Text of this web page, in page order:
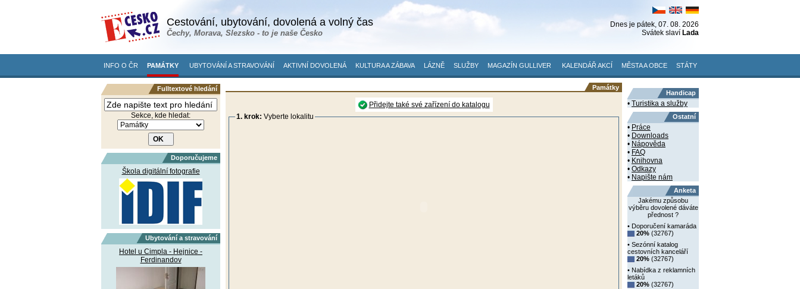
Cestování, ubytování, dovolená a volný čas
Čechy, Morava, Slezsko - to je naše Česko
Dnes je pátek, 07. 08. 2026
Svátek slaví Lada
INFO O ČR PAMÁTKY UBYTOVÁNÍ A STRAVOVÁNÍ AKTIVNÍ DOVOLENÁ KULTURA A ZÁBAVA LÁZNĚ SLUŽBY MAGAZÍN GULLIVER KALENDÁŘ AKCÍ MĚSTA A OBCE STÁTY
Fulltextové hledání
Sekce, kde hledat:
Doporučujeme
Škola digitální fotografie
Ubytování a stravování
Hotel u Cimpla - Hejnice -
Ferdinandov
Památky
Přidejte také své zařízení do katalogu
1. krok: Vyberte lokalitu
Handicap
• Turistika a služby
Ostatní
• Práce
• Downloads
• Nápověda
• FAQ
• Knihovna
• Odkazy
• Napište nám
Anketa
Jakému způsobu
výběru dovolené dáváte
přednost ?
• Doporučení kamaráda
20% (32767)
• Sezónní katalog
cestovních kanceláří
20% (32767)
• Nabídka z reklamních
letáků
20% (32767)